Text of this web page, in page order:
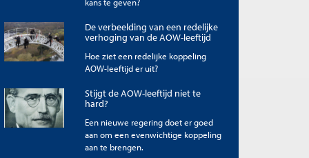
De verbeelding van een redelijke
verhoging van de AOW-leeftijd
Hoe ziet een redelijke koppeling
AOW-leeftijd er uit?
Stijgt de AOW-leeftijd niet te
hard?
Een nieuwe regering doet er goed
aan om een evenwichtige koppeling
aan te brengen.